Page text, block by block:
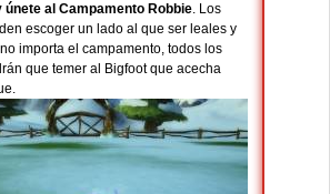
únete al Campamento Robbie. Los
escoger un lado al que ser leales y
importa el campamento, todos los
que temer al Bigfoot que acecha